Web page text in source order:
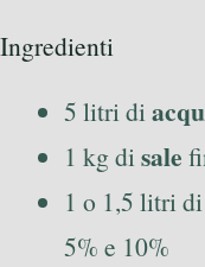
Ingredienti
5 litri di
1 kg di sale
1 o 1,5 litri di
5% e 10%